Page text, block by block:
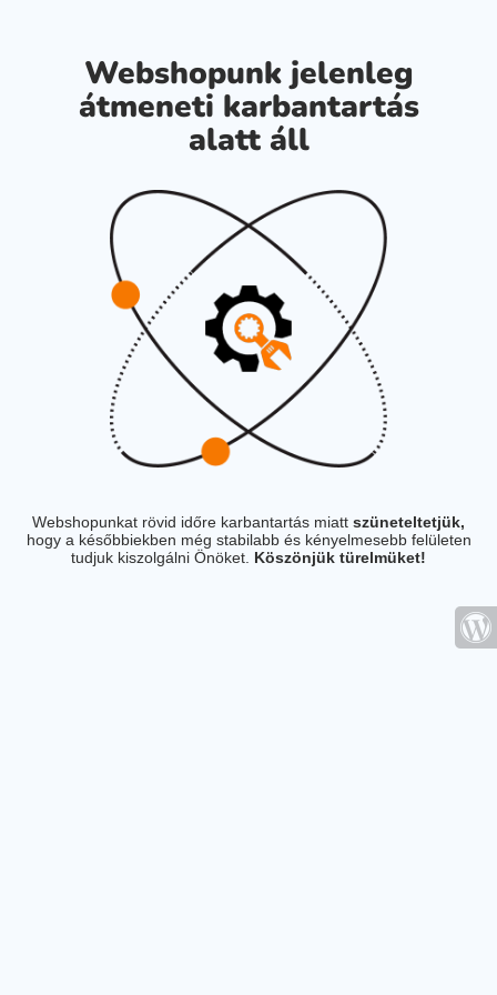
Webshopunk jelenleg
átmeneti karbantartás
alatt áll
Webshopunkat rövid időre karbantartás miatt szüneteltetjük,
hogy a későbbiekben még stabilabb és kényelmesebb felületen
tudjuk kiszolgálni Önöket. Köszönjük türelmüket!